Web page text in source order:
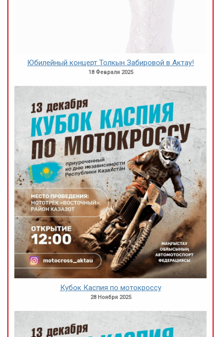
Юбилейный концерт Толкын Забировой в Актау!
18 Февраля 2025
Кубок Каспия по мотокроссу
28 Ноября 2025